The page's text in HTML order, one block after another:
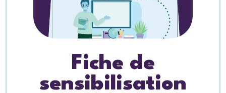
Fiche de
sensibilisation